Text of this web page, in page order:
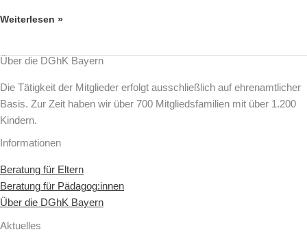
Weiterlesen »
Über die DGhK Bayern
Die Tätigkeit der Mitglieder erfolgt ausschließlich auf ehrenamtlicher
Basis. Zur Zeit haben wir über 700 Mitgliedsfamilien mit über 1.200
Kindern.
Informationen
Beratung für Eltern
Beratung für Pädagog:innen
Über die DGhK Bayern
Aktuelles